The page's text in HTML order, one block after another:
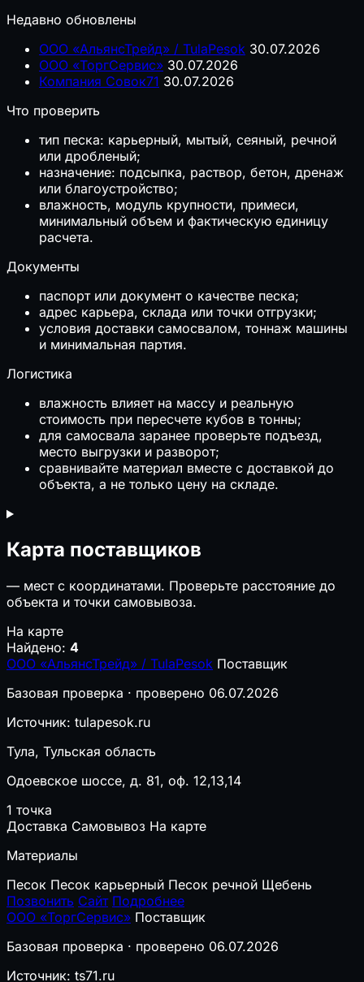
Недавно обновлены
ООО «АльянсТрейд» / TulaPesok 30.07.2026
ООО «ТоргСервис» 30.07.2026
Компания Совок71 30.07.2026
Что проверить
тип песка: карьерный, мытый, сеяный, речной
или дробленый;
назначение: подсыпка, раствор, бетон, дренаж
или благоустройство;
влажность, модуль крупности, примеси,
минимальный объем и фактическую единицу
расчета.
Документы
паспорт или документ о качестве песка;
адрес карьера, склада или точки отгрузки;
условия доставки самосвалом, тоннаж машины
и минимальная партия.
Логистика
влажность влияет на массу и реальную
стоимость при пересчете кубов в тонны;
для самосвала заранее проверьте подъезд,
место выгрузки и разворот;
сравнивайте материал вместе с доставкой до
объекта, а не только цену на складе.
Карта поставщиков
— мест с координатами. Проверьте расстояние до
объекта и точки самовывоза.
На карте
Найдено: 4
ООО «АльянсТрейд» / TulaPesok Поставщик
Базовая проверка · проверено 06.07.2026
Источник: tulapesok.ru
Тула, Тульская область
Одоевское шоссе, д. 81, оф. 12,13,14
1 точка
Доставка Самовывоз На карте
Материалы
Песок Песок карьерный Песок речной Щебень
Позвонить Сайт Подробнее
ООО «ТоргСервис» Поставщик
Базовая проверка · проверено 06.07.2026
Источник: ts71.ru